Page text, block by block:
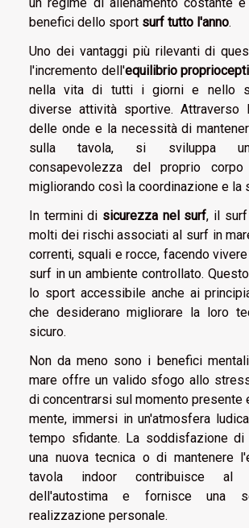
benefici dello sport surf tutto l'anno.
Uno dei vantaggi più rilevanti di
l'incremento dell'equilibrio
nella vita di tutti i giorni e nello
diverse attività sportive. Attraverso
delle onde e la necessità di
sulla tavola, si sviluppa
consapevolezza del proprio
migliorando così la coordinazione e la
In termini di sicurezza nel surf, il surf
molti dei rischi associati al surf in
correnti, squali e rocce, facendo
surf in un ambiente controllato.
lo sport accessibile anche ai
che desiderano migliorare la loro
sicuro.
Non da meno sono i benefici
mare offre un valido sfogo allo
di concentrarsi sul momento presente
mente, immersi in un'atmosfera
tempo sfidante. La soddisfazione di
una nuova tecnica o di mantenere
tavola indoor contribuisce al
dell'autostima e fornisce una
realizzazione personale.